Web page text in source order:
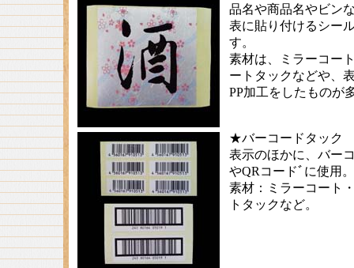
品名や商品名やビン
表に貼り付けるシー
す。
素材は、ミラーコー
ートタックなどや、
PP加工をしたものが
★バーコードタック
表示のほかに、バー
やQRコードﾞに使用。
素材：ミラーコート
トタックなど。